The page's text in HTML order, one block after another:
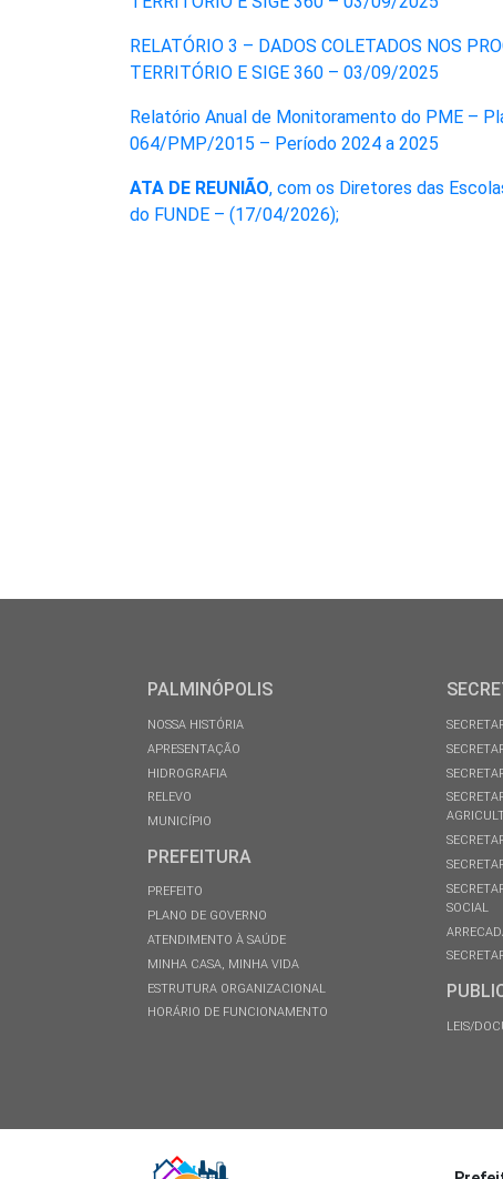
RELATÓRIO 3 – DADOS COLETADOS NOS
TERRITÓRIO E SIGE 360 – 03/09/2025
Relatório Anual de Monitoramento do PME –
064/PMP/2015 – Período 2024 a 2025
ATA DE REUNIÃO, com os Diretores das
do FUNDE – (17/04/2026);
PALMINÓPOLIS
NOSSA HISTÓRIA
APRESENTAÇÃO
HIDROGRAFIA
RELEVO
MUNICÍPIO
PREFEITURA
PREFEITO
PLANO DE GOVERNO
ATENDIMENTO À SAÚDE
MINHA CASA, MINHA VIDA
ESTRUTURA ORGANIZACIONAL
HORÁRIO DE FUNCIONAMENTO
SOCIAL
LEIS/